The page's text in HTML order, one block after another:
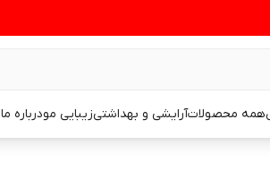
همه محصولاتآرایشی و بهداشتیزیبایی مودرباره ما